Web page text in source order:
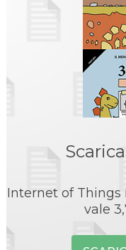
Internet of Things
vale